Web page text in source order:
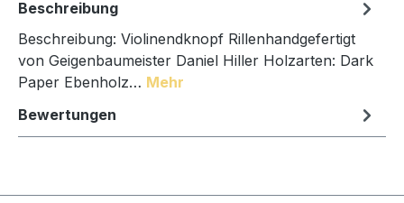
Beschreibung
Beschreibung: Violinendknopf Rillenhandgefertigt
von Geigenbaumeister Daniel Hiller Holzarten: Dark
Paper Ebenholz… Mehr
Bewertungen